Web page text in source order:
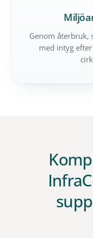
Genom återbruk,
med intyg